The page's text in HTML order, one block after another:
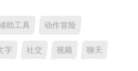
助工具 动作冒险
字 社交 视频 聊天